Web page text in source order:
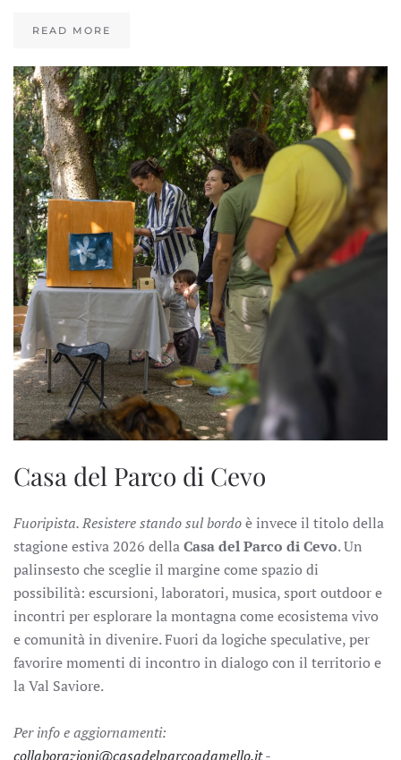
READ MORE
Casa del Parco di Cevo
Fuoripista. Resistere stando sul bordoè invece il titolo della
stagione estiva 2026 dellaCasa del Parco di Cevo. Un
palinsesto che sceglie il margine come spazio di
possibilità: escursioni, laboratori, musica, sport outdoor e
incontri per esplorare la montagna come ecosistema vivo
e comunità in divenire. Fuori da logiche speculative, per
favorire momenti di incontro in dialogo con il territorio e
la Val Saviore.
Per info e aggiornamenti:
collaborazioni@casadelparcoadamello.it-